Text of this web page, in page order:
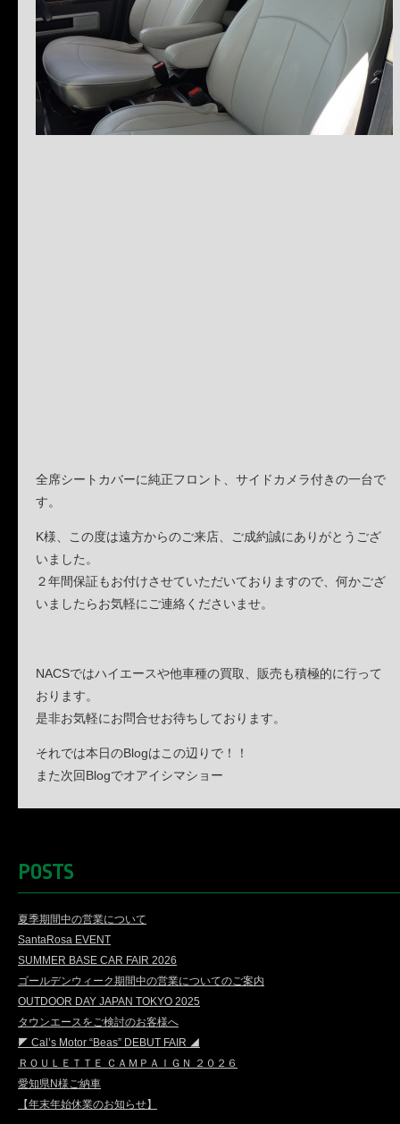
全席シートカバーに純正フロント、サイドカメラ付きの一台で
す。
K様、この度は遠方からのご来店、ご成約誠にありがとうござ
いました。
２年間保証もお付けさせていただいておりますので、何かござ
いましたらお気軽にご連絡くださいませ。
NACSではハイエースや他車種の買取、販売も積極的に行って
おります。
是非お気軽にお問合せお待ちしております。
それでは本日のBlogはこの辺りで！！
また次回Blogでオアイシマショー
POSTS
夏季期間中の営業について
SantaRosa EVENT
SUMMER BASE CAR FAIR 2026
ゴールデンウィーク期間中の営業についてのご案内
OUTDOOR DAY JAPAN TOKYO 2025
タウンエースをご検討のお客様へ
◤ Cal’s Motor “Beas” DEBUT FAIR ◢
ＲＯＵＬＥＴＴＥ ＣＡＭＰＡＩＧＮ ２０２６
愛知県N様ご納車
【年末年始休業のお知らせ】